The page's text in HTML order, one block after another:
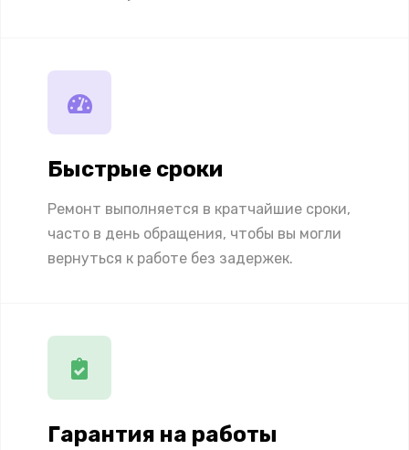
Быстрые сроки
Ремонт выполняется в кратчайшие сроки,
часто в день обращения, чтобы вы могли
вернуться к работе без задержек.
Гарантия на работы